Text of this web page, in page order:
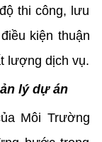
thi công, lưu
kiện thuận
lượng dịch vụ.
lý dự án
Môi Trường